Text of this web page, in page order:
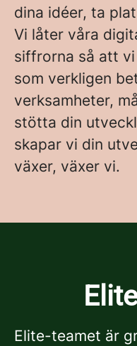
dina idéer, ta
Vi låter våra
siffrorna så att
som verkligen
verksamheter,
stötta din
skapar vi din
växer, växer vi.
Elite-teamet är